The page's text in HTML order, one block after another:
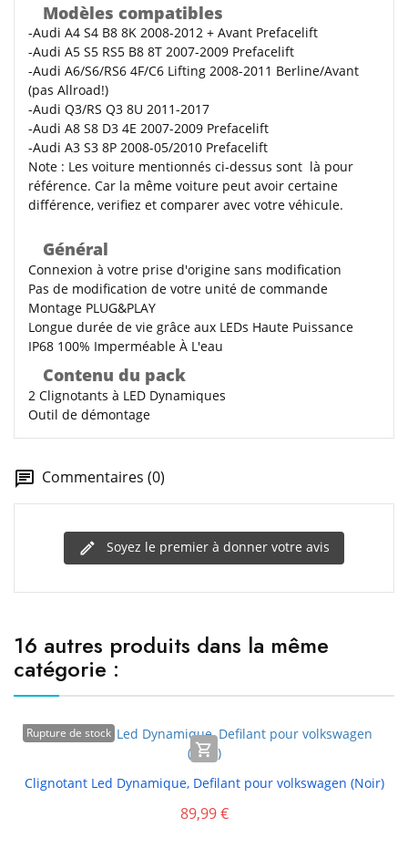
Modèles compatibles
-Audi A4 S4 B8 8K 2008-2012 + Avant Prefacelift
-Audi A5 S5 RS5 B8 8T 2007-2009 Prefacelift
-Audi A6/S6/RS6 4F/C6 Lifting 2008-2011 Berline/Avant
(pas Allroad!)
-Audi Q3/RS Q3 8U 2011-2017
-Audi A8 S8 D3 4E 2007-2009 Prefacelift
-Audi A3 S3 8P 2008-05/2010 Prefacelift
Note : Les voiture mentionnés ci-dessus sont là pour
référence. Car la même voiture peut avoir certaine
différence, verifiez et comparer avec votre véhicule.
Général
Connexion à votre prise d'origine sans modification
Pas de modification de votre unité de commande
Montage PLUG&PLAY
Longue durée de vie grâce aux LEDs Haute Puissance
IP68 100% Imperméable À L'eau
Contenu du pack
2 Clignotants à LED Dynamiques
Outil de démontage
Commentaires (0)
Soyez le premier à donner votre avis
16 autres produits dans la même
catégorie :
Rupture de stock

Clignotant Led Dynamique, Defilant pour volkswagen (Noir)
89,99 €